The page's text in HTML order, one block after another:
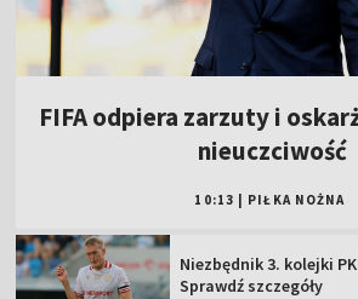
FIFA odpiera zarzuty i
nieuczciwość
10:13 PIŁKA NOŻNA
Niezbędnik 3. kolejki
Sprawdź szczegóły